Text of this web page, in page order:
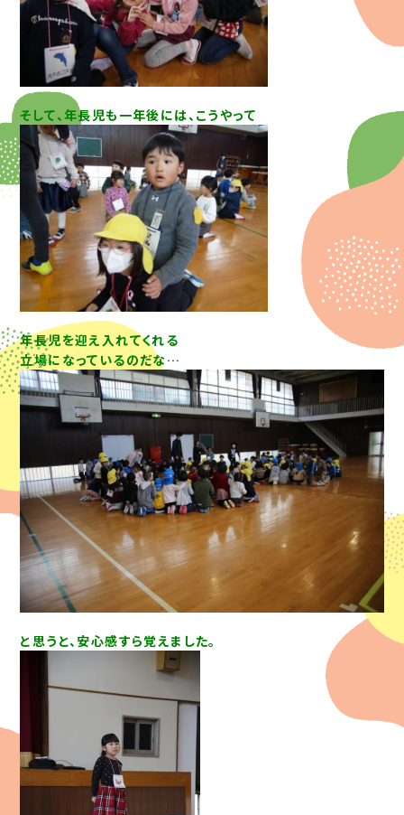
そして、年長児も一年後には、こうやって
年長児を迎え入れてくれる
立場になっているのだな…
と思うと、安心感すら覚えました。